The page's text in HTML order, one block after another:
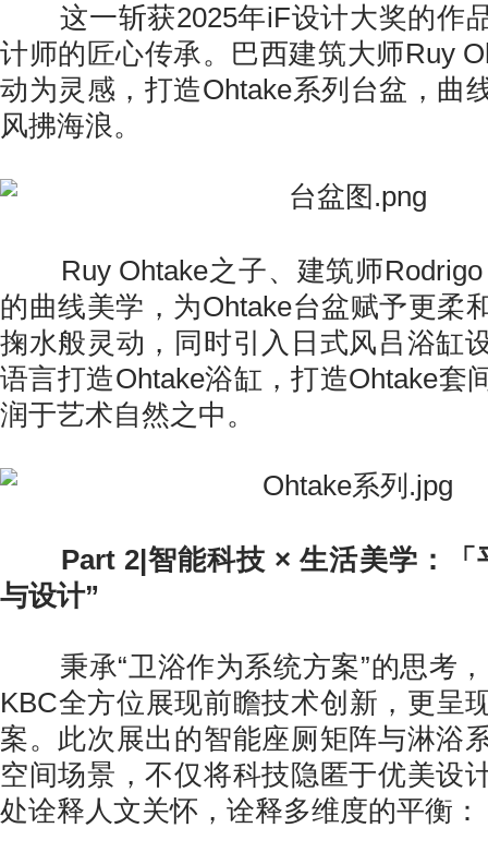
这一斩获2025年iF设计大奖的作
计师的匠心传承。巴西建筑大师Ruy
动为灵感，打造Ohtake系列台盆，曲
风拂海浪。
Ruy Ohtake之子、建筑师Rodrigo
的曲线美学，为Ohtake台盆赋予更柔
掬水般灵动，同时引入日式风吕浴缸
语言打造Ohtake浴缸，打造Ohtake套
润于艺术自然之中。
Part 2|智能科技 × 生活美学：「
与设计”
秉承“卫浴作为系统方案”的思考，
KBC全方位展现前瞻技术创新，更呈
案。此次展出的智能座厕矩阵与淋浴
空间场景，不仅将科技隐匿于优美设
处诠释人文关怀，诠释多维度的平衡：